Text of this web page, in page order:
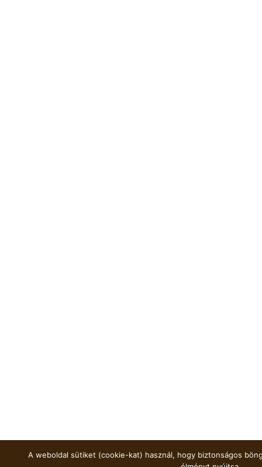
A weboldal sütiket (cookie-kat) használ, hogy biztonságos